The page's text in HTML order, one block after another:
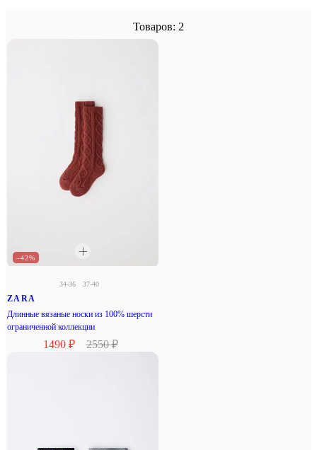
Товаров: 2
–42%
34-36 37-40
ZARA
Длинные вязаные носки из 100% шерсти
ограниченной коллекции
1490 ₽ 2550 ₽